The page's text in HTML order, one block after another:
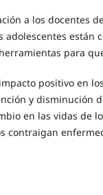
a los docentes
adolescentes están
para
positivo en
y disminución
en las vidas de
contraigan